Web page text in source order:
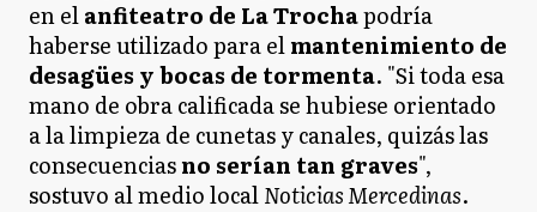
en elanfiteatro de La Trochapodría
haberse utilizado para elmantenimiento de
desagües y bocas de tormenta. "Si toda esa
mano de obra calificada se hubiese orientado
a la limpieza de cunetas y canales, quizás las
consecuenciasno serían tan graves",
sostuvo al medio localNoticias Mercedinas.